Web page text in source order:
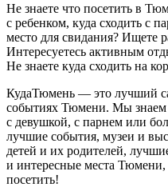
Не знаете что посетить в
с ребенком, куда сходить с
место для свидания? Ищете
Интересуетесь активным
Не знаете куда сходить на
КудаТюмень — это лучший
событиях Тюмени. Мы знаем
с девушкой, с парнем или
лучшие события, музеи и
детей и их родителей,
и интересные места Тюмени,
посетить!